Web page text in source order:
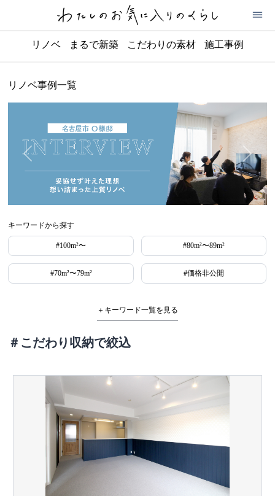
リノベ まるで新築 こだわりの素材 施工事例
リノベ事例一覧
キーワードから探す
#100m²〜 #80m²〜89m²
#70m²〜79m² #価格非公開
＋キーワード一覧を見る
＃こだわり収納で絞込